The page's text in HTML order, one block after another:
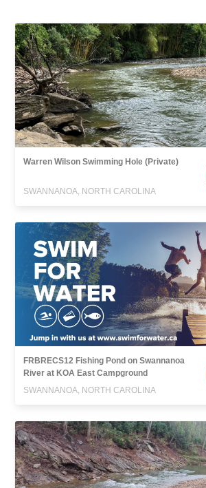
Warren Wilson Swimming Hole (Private)
SWANNANOA, NORTH CAROLINA
FRBRECS12 Fishing Pond on Swannanoa
River at KOA East Campground
SWANNANOA, NORTH CAROLINA